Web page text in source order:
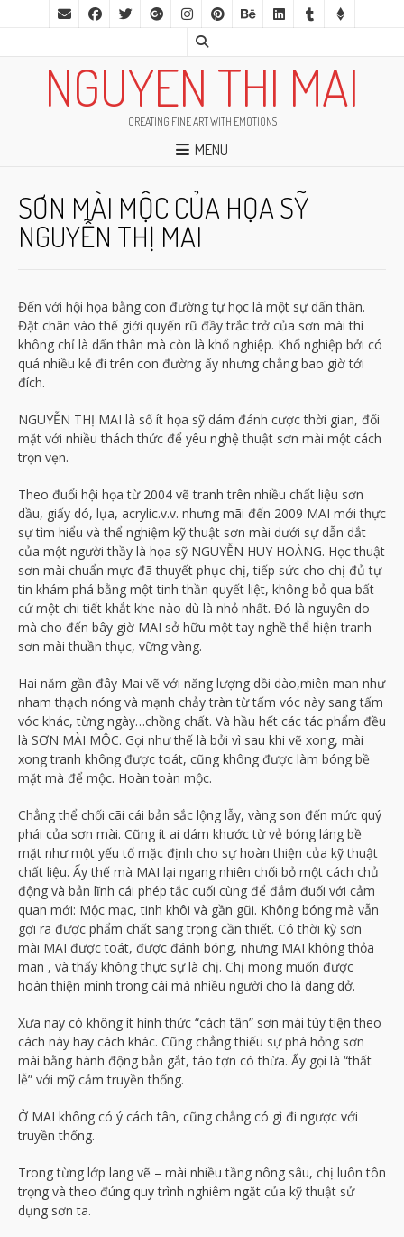
NGUYEN THI MAI
CREATING FINE ART WITH EMOTIONS
MENU
SƠN MÀI MỘC CỦA HỌA SỸ
NGUYỄN THỊ MAI
Đến với hội họa bằng con đường tự học là một sự dấn thân.
Đặt chân vào thế giới quyến rũ đầy trắc trở của sơn mài thì
không chỉ là dấn thân mà còn là khổ nghiệp. Khổ nghiệp bởi có
quá nhiều kẻ đi trên con đường ấy nhưng chẳng bao giờ tới
đích.
NGUYỄN THỊ MAI là số ít họa sỹ dám đánh cược thời gian, đối
mặt với nhiều thách thức để yêu nghệ thuật sơn mài một cách
trọn vẹn.
Theo đuổi hội họa từ 2004 vẽ tranh trên nhiều chất liệu sơn
dầu, giấy dó, lụa, acrylic.v.v. nhưng mãi đến 2009 MAI mới thực
sự tìm hiểu và thể nghiệm kỹ thuật sơn mài dưới sự dẫn dắt
của một người thầy là họa sỹ NGUYỄN HUY HOÀNG. Học thuật
sơn mài chuẩn mực đã thuyết phục chị, tiếp sức cho chị đủ tự
tin khám phá bằng một tinh thần quyết liệt, không bỏ qua bất
cứ một chi tiết khắt khe nào dù là nhỏ nhất. Đó là nguyên do
mà cho đến bây giờ MAI sở hữu một tay nghề thể hiện tranh
sơn mài thuần thục, vững vàng.
Hai năm gần đây Mai vẽ với năng lượng dồi dào,miên man như
nham thạch nóng và mạnh chảy tràn từ tấm vóc này sang tấm
vóc khác, từng ngày…chồng chất. Và hầu hết các tác phẩm đều
là SƠN MÀI MỘC. Gọi như thế là bởi vì sau khi vẽ xong, mài
xong tranh không được toát, cũng không được làm bóng bề
mặt mà để mộc. Hoàn toàn mộc.
Chẳng thể chối cãi cái bản sắc lộng lẫy, vàng son đến mức quý
phái của sơn mài. Cũng ít ai dám khước từ vẻ bóng láng bề
mặt như một yếu tố mặc định cho sự hoàn thiện của kỹ thuật
chất liệu. Ấy thế mà MAI lại ngang nhiên chối bỏ một cách chủ
động và bản lĩnh cái phép tắc cuối cùng để đắm đuối với cảm
quan mới: Mộc mạc, tinh khôi và gần gũi. Không bóng mà vẫn
gợi ra được phẩm chất sang trọng cần thiết. Có thời kỳ sơn
mài MAI được toát, được đánh bóng, nhưng MAI không thỏa
mãn , và thấy không thực sự là chị. Chị mong muốn được
hoàn thiện mình trong cái mà nhiều người cho là dang dở.
Xưa nay có không ít hình thức “cách tân” sơn mài tùy tiện theo
cách này hay cách khác. Cũng chẳng thiếu sự phá hỏng sơn
mài bằng hành động bẳn gắt, táo tợn có thừa. Ấy gọi là “thất
lễ” với mỹ cảm truyền thống.
Ở MAI không có ý cách tân, cũng chẳng có gì đi ngược với
truyền thống.
Trong từng lớp lang vẽ – mài nhiều tầng nông sâu, chị luôn tôn
trọng và theo đúng quy trình nghiêm ngặt của kỹ thuật sử
dụng sơn ta.